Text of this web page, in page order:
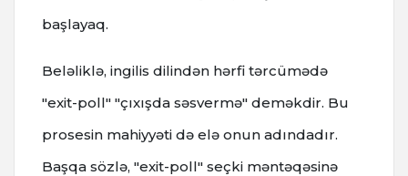
başlayaq.
Beləliklə, ingilis dilindən hərfi tərcümədə
"exit-poll" "çıxışda səsvermə" deməkdir. Bu
prosesin mahiyyəti də elə onun adındadır.
Başqa sözlə, "exit-poll" seçki məntəqəsinə